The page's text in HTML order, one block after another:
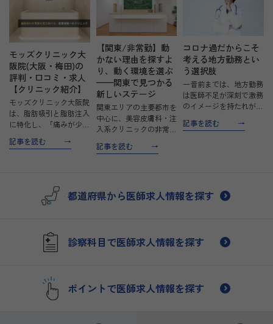
モッズクリニック大
阪院(大阪・梅田)の
評判・口コミ・求人
【クリニック紹介】
モッズクリニック大阪院
は、脂肪吸引と脂肪注入
に特化し、「痛みが少な
い」施術を実現した美容
提供しています。 クリ
記事を読む
【関東/非常勤】動
かない理由を探すよ
り、動く環境を選ぶ
——関東で見つかる
新しいステージ
関東エリアの主要都市を
中心に、美容皮膚科・注
入系クリニックの非常勤
銀座・渋谷・新宿・上野
に選ばれている環境で
記事を読む
コロナ過だからこそ
考える地方勤務とい
う選択肢
一昔前までは、地方勤務
は医師不足が深刻で激務
のイメージを持たれがち
は状況が変わり、介護や
記事を読む
都道府県から医師求人情報を探す
診察科目で医師求人情報を探す
ポイントで医師求人情報を探す